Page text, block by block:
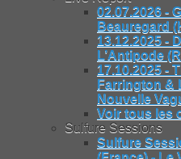
02.07.2026 -
Beauregard
13.12.2025 -
L’Antipode
17.10.2025 -
Farrington &
Nouvelle
Voir tous les
Sulfure Sessions
Sulfure